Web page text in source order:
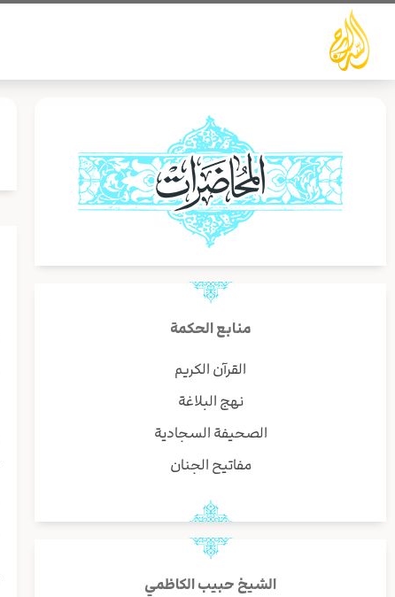
تخطي
المحتوى
منابع الحكمة
القرآن الكريم
نهج البلاغة
الصحيفة السجادية
مفاتيح الجنان
الشيخ حبيب الكاظمي